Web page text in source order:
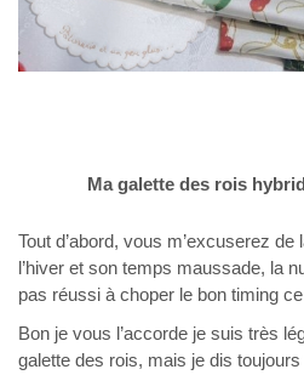
Ma galette des rois
Tout d’abord, vous m’excuserez
l’hiver et son temps maussade, la
pas réussi à choper le bon timing
Bon je vous l’accorde je suis très
galette des rois, mais je dis